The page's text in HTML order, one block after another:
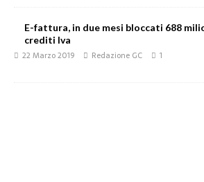
E-fattura, in due mesi bloccati 688
crediti Iva
22 Marzo 2019 Redazione GC 1